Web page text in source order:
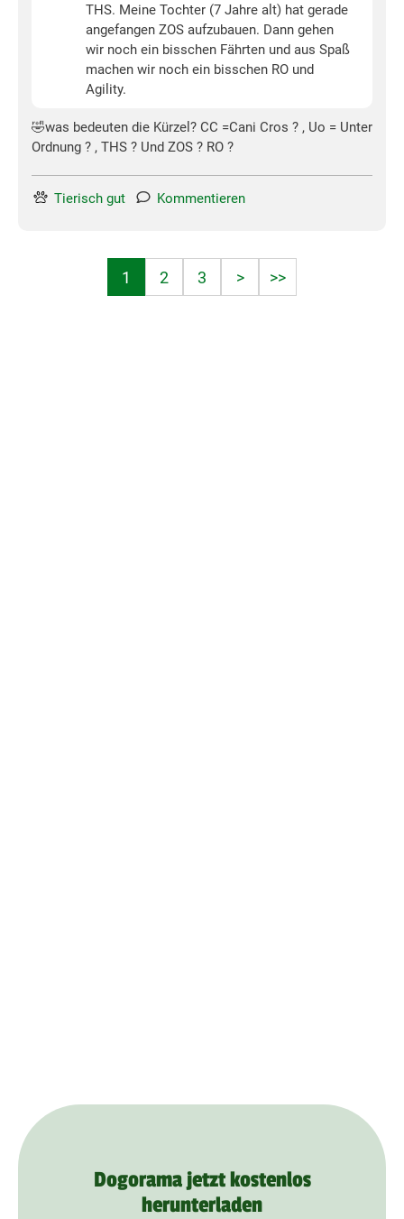
THS. Meine Tochter (7 Jahre alt) hat gerade
angefangen ZOS aufzubauen. Dann gehen
wir noch ein bisschen Fährten und aus Spaß
machen wir noch ein bisschen RO und
Agility.
🤣was bedeuten die Kürzel? CC =Cani Cros ? , Uo = Unter
Ordnung ? , THS ? Und ZOS ? RO ?
Tierisch gut Kommentieren
1 2 3 > >>
Dogorama jetzt kostenlos
herunterladen